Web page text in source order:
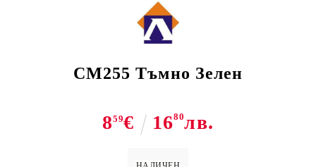
CM255 Тъмно Зелен
859€ 1680лв.